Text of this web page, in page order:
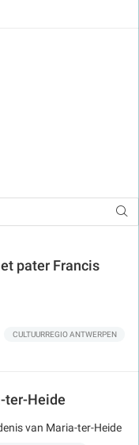
pater Francis
CULTUURREGIO ANTWERPEN
ter-Heide
van Maria-ter-Heide